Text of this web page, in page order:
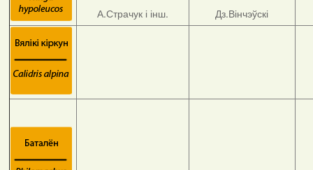
А.Страчук і інш.
Дз.Вінчэўскі